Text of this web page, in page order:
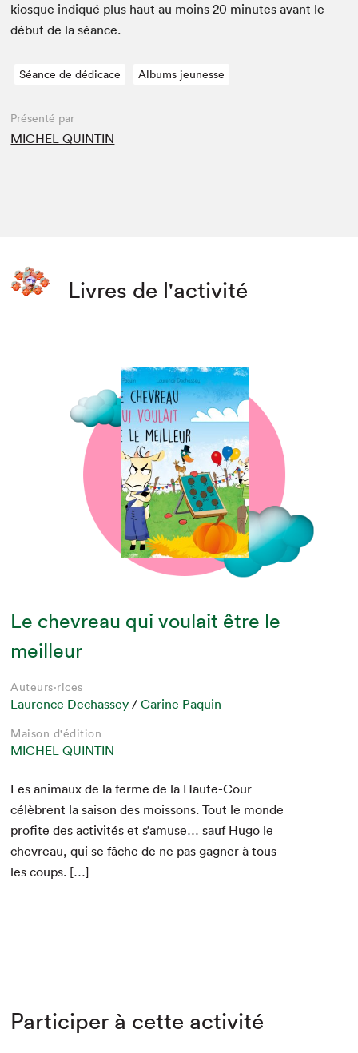
kiosque indiqué plus haut au moins20 min­utes avant le
début de la séance.
Séance de dédicace Albums jeunesse
Présenté par
MICHEL QUINTIN
Livres de l'activité
Le chevreau qui voulait être le
meilleur
Auteurs·rices
Laurence Dechassey /Carine Paquin
Maison d'édition
MICHEL QUINTIN
Les ani­maux de la ferme de la Haute-Cour
célèbrent la sai­son des moissons. Tout le monde
prof­ite des activ­ités et s’amuse… sauf Hugo le
chevreau, qui se fâche de ne pas gag­n­er à tous
les coups. […]
Participer à cette activité